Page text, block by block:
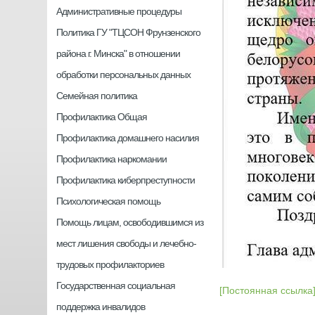
Административные процедуры
Политика ГУ "ТЦСОН Фрунзенского
района г. Минска" в отношении
обработки персональных данных
Семейная политика
Профилактика Общая
Профилактика домашнего насилия
Профилактика наркомании
Профилактика киберпреступности
Психологическая помощь
Помощь лицам, освободившимся из
мест лишения свободы и лечебно-
трудовых профилакториев
Государственная социальная
поддержка инвалидов
[Постоянная